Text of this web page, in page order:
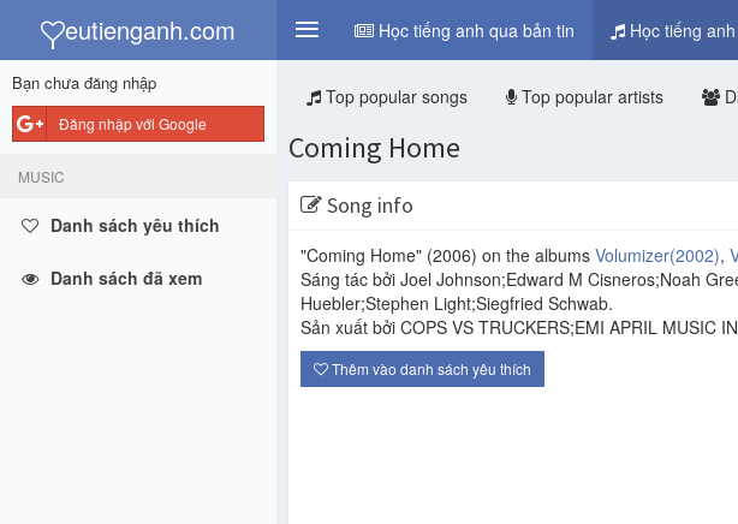
y
eutienganh.com Học tiếng anh qua bản tin Học tiếng
Bạn chưa đăng nhập
Đăng nhập với Google
MUSIC
Danh sách yêu thích
Danh sách đã xem
Top popular songs Top popular artists
Coming Home
Song info
"Coming Home" (2006) on the albums Volumizer(2002),
Sáng tác bởi Joel Johnson;Edward M Cisneros;Noah
Huebler;Stephen Light;Siegfried Schwab.
Sản xuất bởi COPS VS TRUCKERS;EMI APRIL MUSIC
Thêm vào danh sách yêu thích